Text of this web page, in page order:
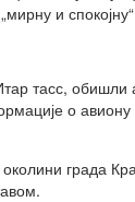
и
тасс,
о авиону
града